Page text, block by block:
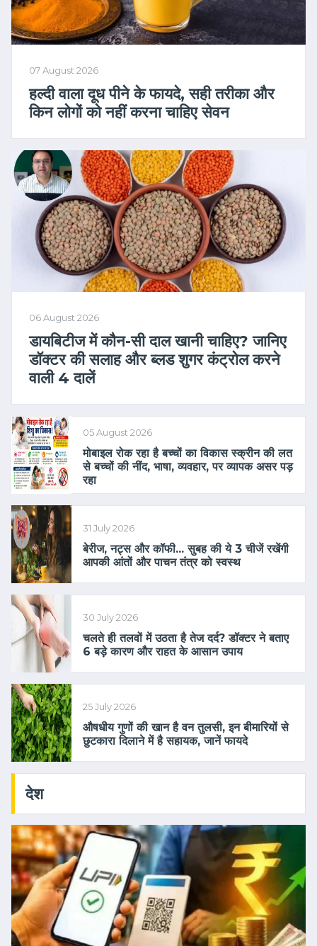
07 August 2026
हल्दी वाला दूध पीने के फायदे, सही तरीका और
किन लोगों को नहीं करना चाहिए सेवन
06 August 2026
डायबिटीज में कौन-सी दाल खानी चाहिए? जानिए
डॉक्टर की सलाह और ब्लड शुगर कंट्रोल करने
वाली 4 दालें
05 August 2026
मोबाइल रोक रहा है बच्चों का विकास स्क्रीन की लत
से बच्चों की नींद, भाषा, व्यवहार, पर व्यापक असर पड़
रहा
31 July 2026
बेरीज, नट्स और कॉफी... सुबह की ये 3 चीजें रखेंगी
आपकी आंतों और पाचन तंत्र को स्वस्थ
30 July 2026
चलते ही तलवों में उठता है तेज दर्द? डॉक्टर ने बताए
6 बड़े कारण और राहत के आसान उपाय
25 July 2026
औषधीय गुणों की खान है वन तुलसी, इन बीमारियों से
छुटकारा दिलाने में है सहायक, जानें फायदे
देश